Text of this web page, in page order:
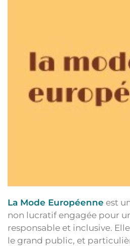
La Mode Européenne est
non lucratif engagée pour
responsable et inclusive.
le grand public, et